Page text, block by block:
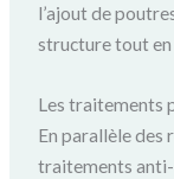
l’ajout de
structure tout
Les traitements
En parallèle des
traitements